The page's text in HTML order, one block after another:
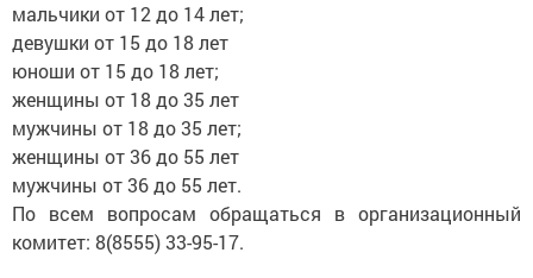
мальчики от 12 до 14 лет;
девушки от 15 до 18 лет
юноши от 15 до 18 лет;
женщины от 18 до 35 лет
мужчины от 18 до 35 лет;
женщины от 36 до 55 лет
мужчины от 36 до 55 лет.
По всем вопросам обращаться в организационный
комитет: 8(8555) 33-95-17.